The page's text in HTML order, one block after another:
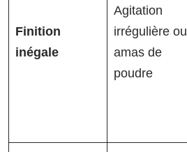
Finition
inégale
Agitation
irrégulière ou
amas de
poudre